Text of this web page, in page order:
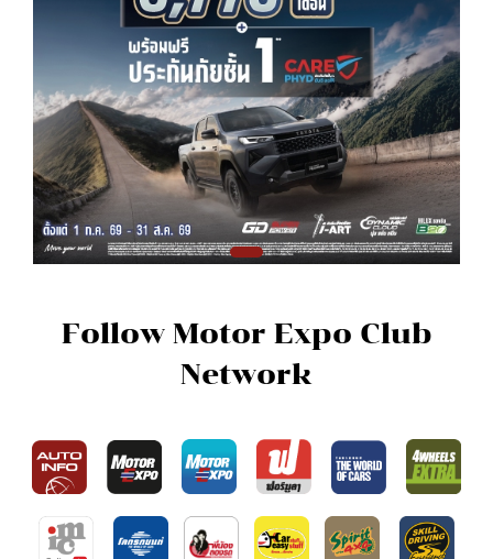
Follow Motor Expo Club
Network